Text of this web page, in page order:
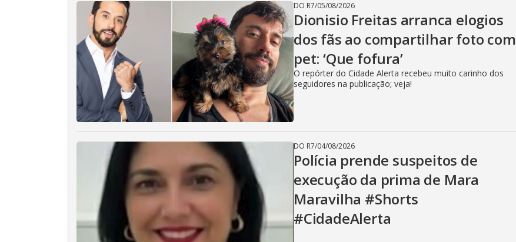
DO R7/05/08/2026
Dionisio Freitas arranca elogios
dos fãs ao compartilhar foto com
pet: ‘Que fofura’
O repórter do Cidade Alerta recebeu muito carinho dos
seguidores na publicação; veja!
DO R7/04/08/2026
Polícia prende suspeitos de
execução da prima de Mara
Maravilha #Shorts
#CidadeAlerta